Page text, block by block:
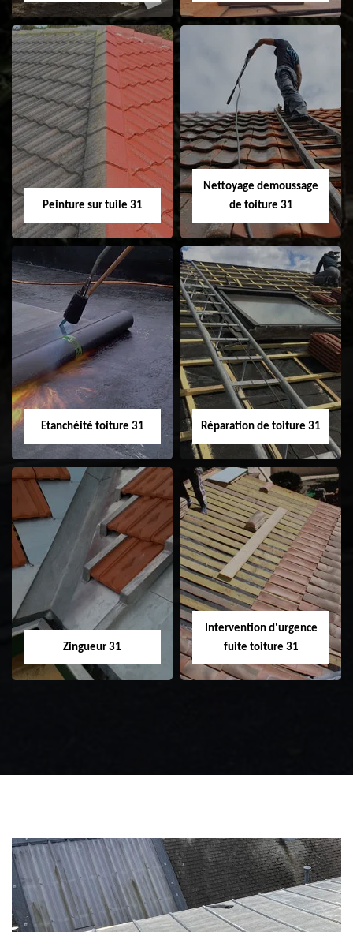
Nettoyage et
ravalement de
façade 31
Isolation toiture 31
Peinture sur tuile 31
Peinture sur tuile
31
Nettoyage demoussage
de toiture 31
Nettoyage
demoussage de
toiture 31
Etanchéité toiture 31
Etanchéité toiture
31
Réparation de toiture 31
Réparation de
toiture 31
Zingueur 31
Intervention d'urgence
fuite toiture 31